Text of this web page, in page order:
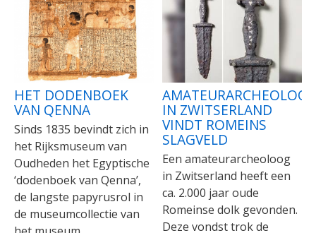
HET DODENBOEK
VAN QENNA
Sinds 1835 bevindt zich in
het Rijksmuseum van
Oudheden het Egyptische
‘dodenboek van Qenna’,
de langste papyrusrol in
de museumcollectie van
IN ZWITSERLAND
VINDT ROMEINS
SLAGVELD
Een amateurarcheoloog
in Zwitserland heeft een
ca. 2.000 jaar oude
Romeinse dolk gevonden.
Deze vondst trok de